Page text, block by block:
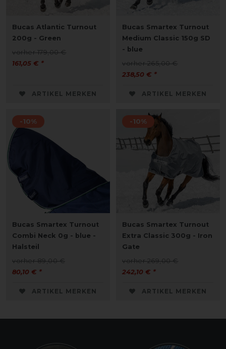
Bucas Atlantic Turnout
200g - Green
vorher 179,00 €
161,05 € *
ARTIKEL MERKEN
Bucas Smartex Turnout
Medium Classic 150g SD
- blue
vorher 265,00 €
238,50 € *
ARTIKEL MERKEN
-10%
Bucas Smartex Turnout
Combi Neck 0g - blue -
Halsteil
vorher 89,00 €
80,10 € *
ARTIKEL MERKEN
-10%
Bucas Smartex Turnout
Extra Classic 300g - Iron
Gate
vorher 269,00 €
242,10 € *
ARTIKEL MERKEN